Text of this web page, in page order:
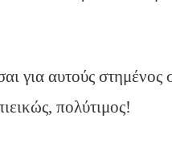
για αυτούς στημένος
πολύτιμος!